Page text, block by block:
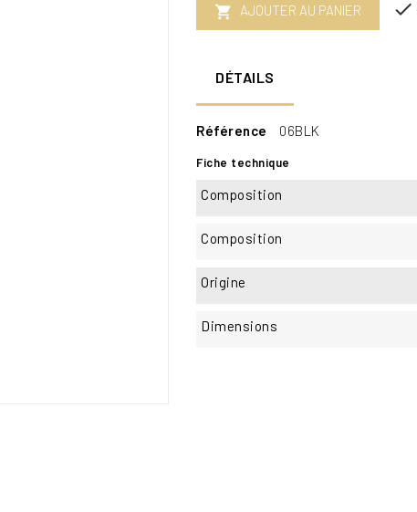
 AJOUTER AU PANIER 
DÉTAILS
Référence 06BLK
Fiche technique
Composition
Composition
Origine
Dimensions